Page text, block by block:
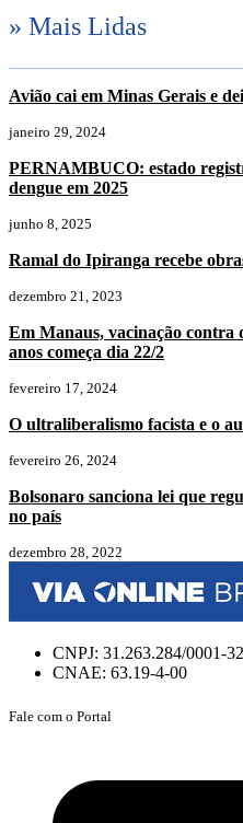
» Mais Lidas
Avião cai em Minas Gerais e
janeiro 29, 2024
PERNAMBUCO: estado
dengue em 2025
junho 8, 2025
Ramal do Ipiranga recebe
dezembro 21, 2023
Em Manaus, vacinação contra
anos começa dia 22/2
fevereiro 17, 2024
O ultraliberalismo facista e o
fevereiro 26, 2024
Bolsonaro sanciona lei que
no país
dezembro 28, 2022
CNPJ: 31.263.284/0001-32
CNAE: 63.19-4-00
Fale com o Portal